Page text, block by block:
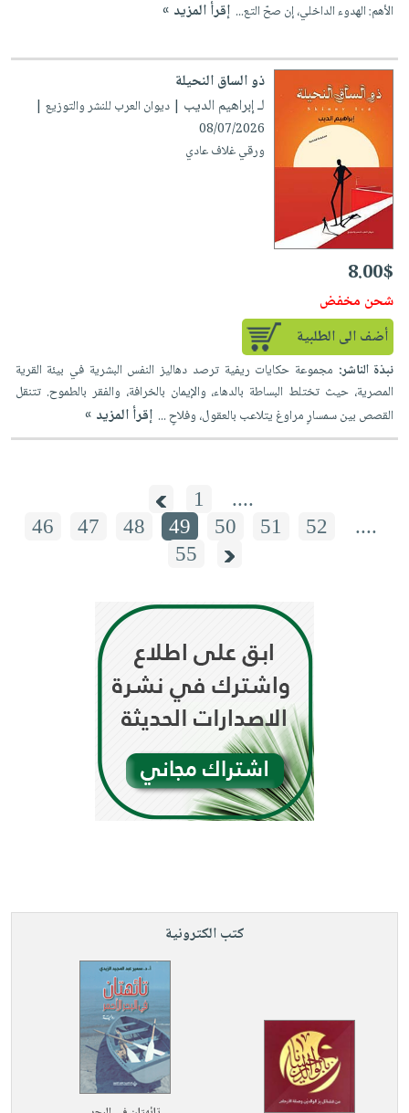
الأهم: الهدوء الداخلي، إن صحّ التع... إقرأ المزيد »
ذو الساق النحيلة
لـ إبراهيم الديب | ديوان العرب للنشر والتوزيع |
08/07/2026
ورقي غلاف عادي
8.00$
شحن مخفض
أضف الى الطلبية
نبذة الناشر: مجموعة حكايات ريفية ترصد دهاليز النفس البشرية في بيئة القرية
المصرية، حيث تختلط البساطة بالدهاء، والإيمان بالخرافة، والفقر بالطموح. تتنقل
القصص بين سمسارٍ مراوغ يتلاعب بالعقول، وفلاحٍ ... إقرأ المزيد »
1
....
46
47 48 49 50 51 52
....
55
كتب الكترونية